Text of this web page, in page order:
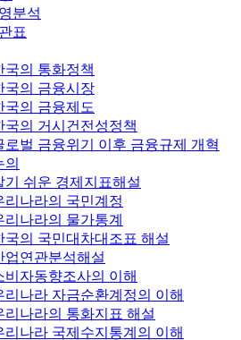
분석
표
국의 통화정책
국의 금융시장
국의 금융제도
국의 거시건전성정책
로벌 금융위기 이후 금융규제 개혁
의
기 쉬운 경제지표해설
리나라의 국민계정
리나라의 물가통계
국의 국민대차대조표 해설
업연관분석해설
비자동향조사의 이해
리나라 자금순환계정의 이해
리나라의 통화지표 해설
리나라 국제수지통계의 이해